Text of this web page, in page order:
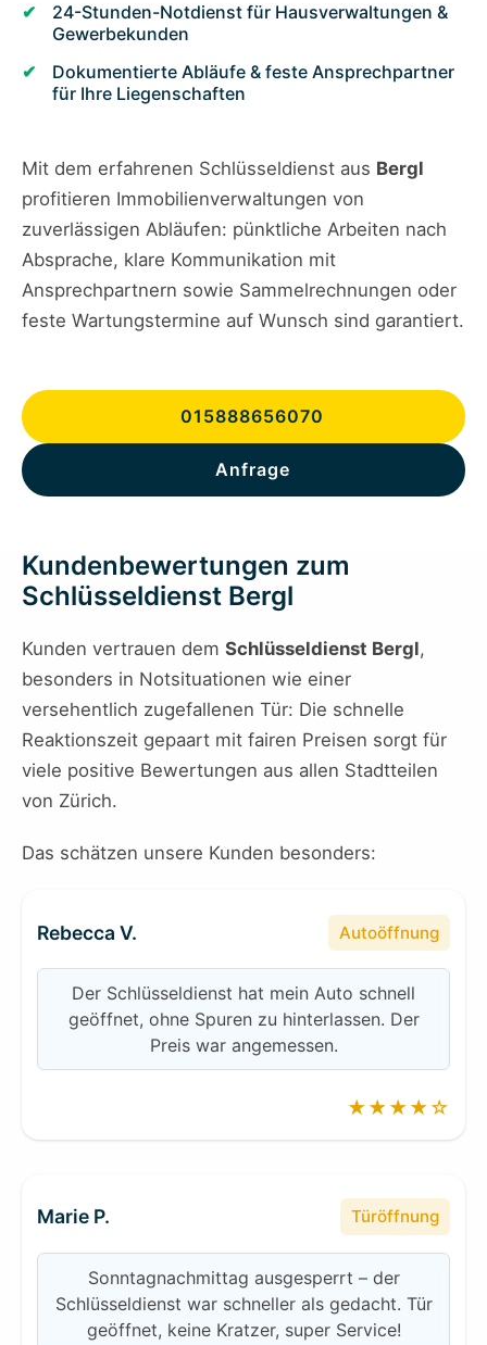
24-Stunden-Notdienst für Hausverwaltungen &
Gewerbekunden
Dokumentierte Abläufe & feste Ansprechpartner
für Ihre Liegenschaften
Mit dem erfahrenen Schlüsseldienst aus Bergl
profitieren Immobilienverwaltungen von
zuverlässigen Abläufen: pünktliche Arbeiten nach
Absprache, klare Kommunikation mit
Ansprechpartnern sowie Sammelrechnungen oder
feste Wartungstermine auf Wunsch sind garantiert.
015888656070
Anfrage
Kundenbewertungen zum
Schlüsseldienst Bergl
Kunden vertrauen dem Schlüsseldienst Bergl,
besonders in Notsituationen wie einer
versehentlich zugefallenen Tür: Die schnelle
Reaktionszeit gepaart mit fairen Preisen sorgt für
viele positive Bewertungen aus allen Stadtteilen
von Zürich.
Das schätzen unsere Kunden besonders:
Rebecca V. Autoöffnung
Der Schlüsseldienst hat mein Auto schnell
geöffnet, ohne Spuren zu hinterlassen. Der
Preis war angemessen.
★★★★☆
Marie P. Türöffnung
Sonntagnachmittag ausgesperrt – der
Schlüsseldienst war schneller als gedacht. Tür
geöffnet, keine Kratzer, super Service!